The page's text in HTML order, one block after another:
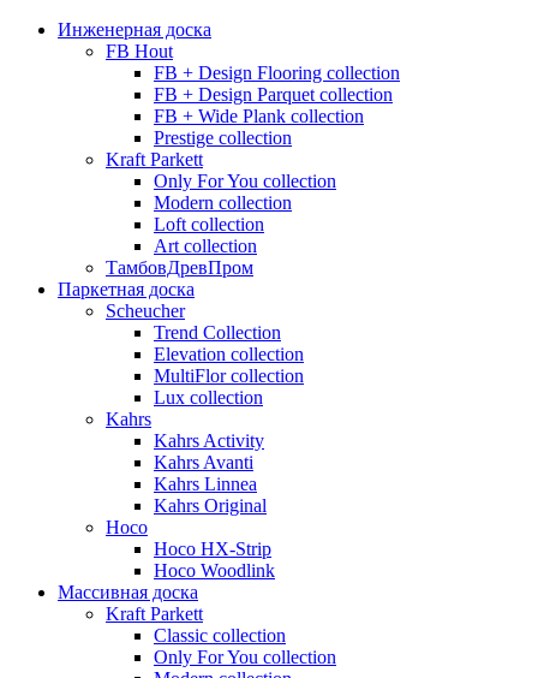
Инженерная доска
FB Hout
FB + Design Flooring collection
FB + Design Parquet collection
FB + Wide Plank collection
Prestige collection
Kraft Parkett
Only For You collection
Modern collection
Loft collection
Art collection
ТамбовДревПром
Паркетная доска
Scheucher
Trend Collection
Elevation collection
MultiFlor collection
Lux collection
Kahrs
Kahrs Activity
Kahrs Avanti
Kahrs Linnea
Kahrs Original
Hoco
Hoco HX-Strip
Hoco Woodlink
Массивная доска
Kraft Parkett
Classic collection
Only For You collection